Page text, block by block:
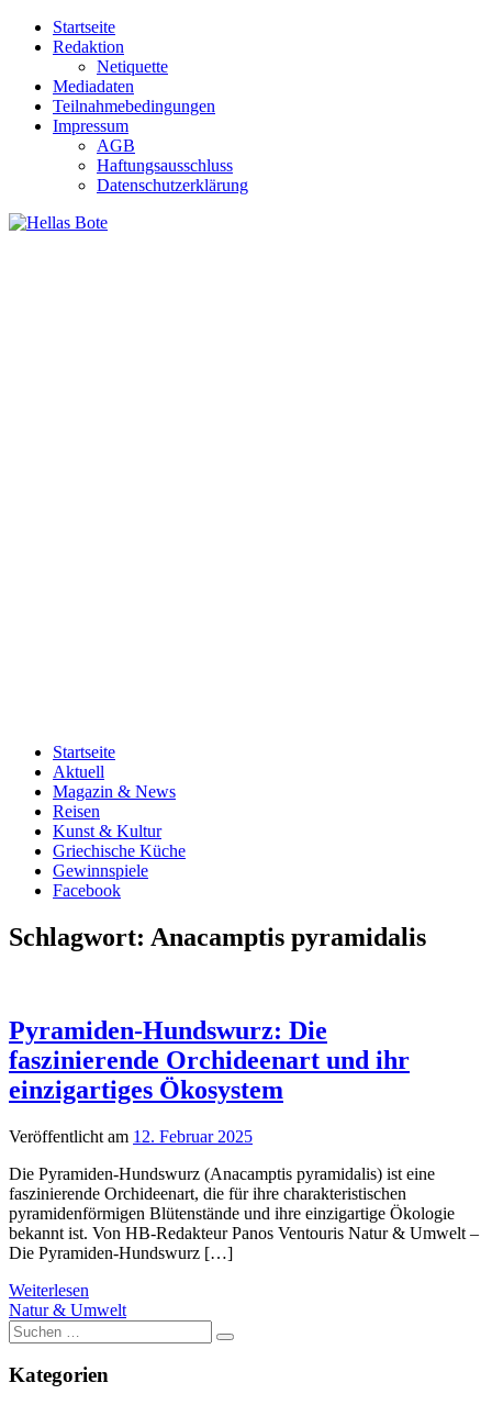
Zum
Inhalt
Startseite
Redaktion
Netiquette
Mediadaten
Teilnahmebedingungen
Impressum
AGB
Haftungsausschluss
Datenschutzerklärung
Startseite
Aktuell
Magazin & News
Reisen
Kunst & Kultur
Griechische Küche
Gewinnspiele
Facebook
Schlagwort: Anacamptis pyramidalis
Pyramiden-Hundswurz: Die
faszinierende Orchideenart und ihr
einzigartiges Ökosystem
Veröffentlicht am 12. Februar 2025
Die Pyramiden-Hundswurz (Anacamptis pyramidalis) ist eine
faszinierende Orchideenart, die für ihre charakteristischen
pyramidenförmigen Blütenstände und ihre einzigartige Ökologie
bekannt ist. Von HB-Redakteur Panos Ventouris Natur & Umwelt –
Die Pyramiden-Hundswurz […]
Weiterlesen
Natur & Umwelt
Suche
nach:
Kategorien